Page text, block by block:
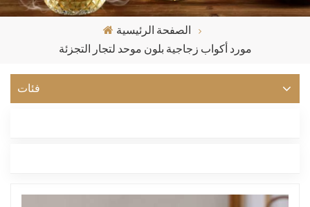
الصفحة الرئيسية
مورد أكواب زجاجية بلون موحد لتجار التجزئة
فئات